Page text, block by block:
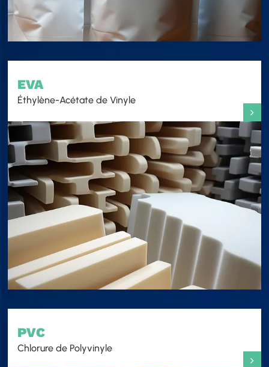
EVA
Éthylène-Acétate de Vinyle
PVC
Chlorure de Polyvinyle